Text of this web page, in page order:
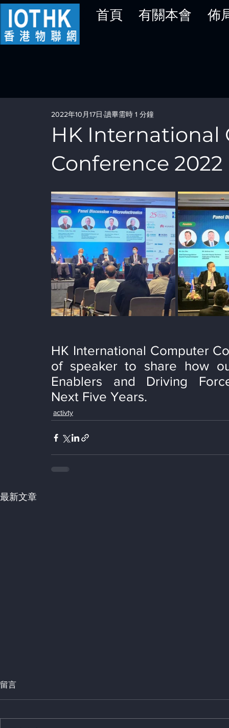
首頁 有關本會 佈
HK International
Conference 2022
2022年10月17日 讀畢需時 1 分鐘
HK International Computer
of speaker to share how
Enablers and Driving
Next Five Years.
activty
最新文章
留言